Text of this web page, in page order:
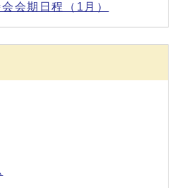
会期日程（1月）